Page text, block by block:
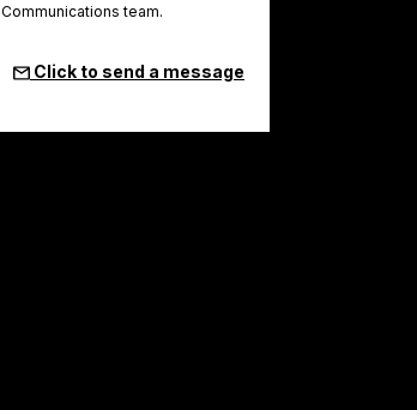
Communications team.
Click to send a message